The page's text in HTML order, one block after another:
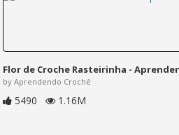
Flor de Croche Rasteirinha -
by Aprendendo Crochê
5490 1.16M